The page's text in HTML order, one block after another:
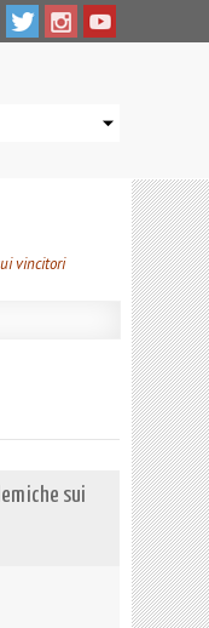
vincitori
sui